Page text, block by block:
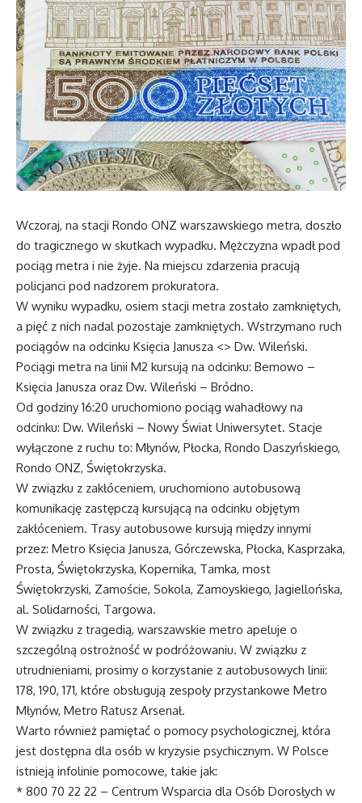
Wczoraj, na stacji Rondo ONZ warszawskiego metra, doszło
do tragicznego w skutkach wypadku. Mężczyzna wpadł pod
pociąg metra i nie żyje. Na miejscu zdarzenia pracują
policjanci pod nadzorem prokuratora.
W wyniku wypadku, osiem stacji metra zostało zamkniętych,
a pięć z nich nadal pozostaje zamkniętych. Wstrzymano ruch
pociągów na odcinku Księcia Janusza <> Dw. Wileński.
Pociągi metra na linii M2 kursują na odcinku: Bemowo –
Księcia Janusza oraz Dw. Wileński – Bródno.
Od godziny 16:20 uruchomiono pociąg wahadłowy na
odcinku: Dw. Wileński – Nowy Świat Uniwersytet. Stacje
wyłączone z ruchu to: Młynów, Płocka, Rondo Daszyńskiego,
Rondo ONZ, Świętokrzyska.
W związku z zakłóceniem, uruchomiono autobusową
komunikację zastępczą kursującą na odcinku objętym
zakłóceniem. Trasy autobusowe kursują między innymi
przez: Metro Księcia Janusza, Górczewska, Płocka, Kasprzaka,
Prosta, Świętokrzyska, Kopernika, Tamka, most
Świętokrzyski, Zamoście, Sokola, Zamoyskiego, Jagiellońska,
al. Solidarności, Targowa.
W związku z tragedią, warszawskie metro apeluje o
szczególną ostrożność w podróżowaniu. W związku z
utrudnieniami, prosimy o korzystanie z autobusowych linii:
178, 190, 171, które obsługują zespoły przystankowe Metro
Młynów, Metro Ratusz Arsenał.
Warto również pamiętać o pomocy psychologicznej, która
jest dostępna dla osób w kryzysie psychicznym. W Polsce
istnieją infolinie pomocowe, takie jak:
* 800 70 22 22 – Centrum Wsparcia dla Osób Dorosłych w